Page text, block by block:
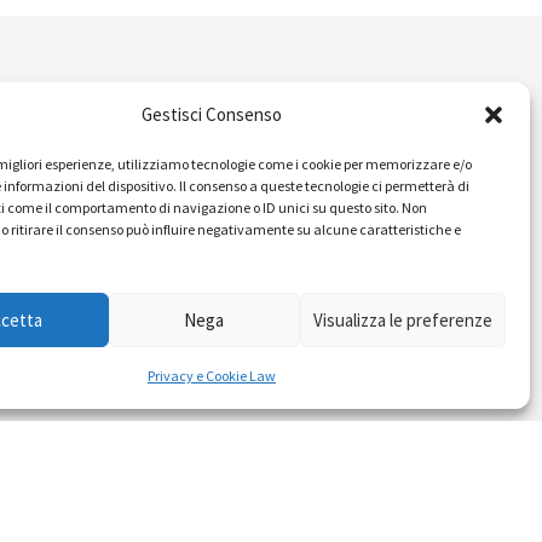
Gestisci Consenso
esperienze, utilizziamo tecnologie come i cookie per memorizzare e/o
del dispositivo. Il consenso a queste tecnologie ci permetterà di
come il comportamento di navigazione o ID unici su questo sito. Non
ritirare il consenso può influire negativamente su alcune caratteristiche e
Nega Visualizza le preferenze
Privacy e Cookie Law
BUONA POLITICA
Dossier